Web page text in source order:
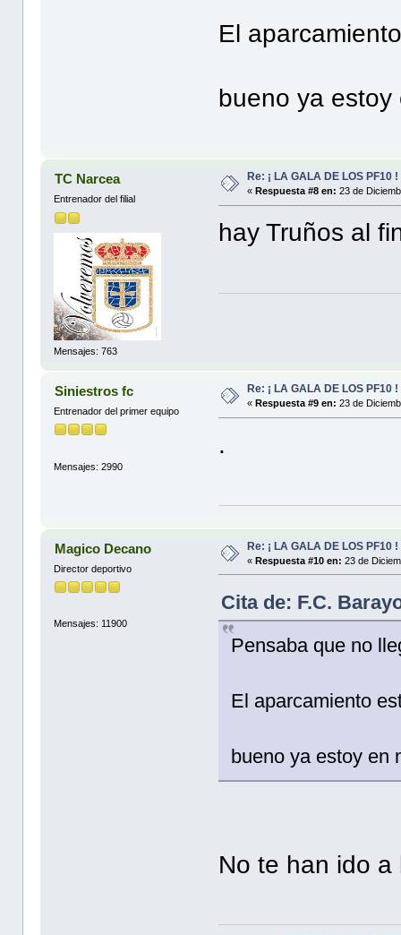
El
bueno ya
TC Narcea
Entrenador del filial
Mensajes: 763
Re: ¡ LA GALA DE LOS PF10 !
« Respuesta #8 en: 23 de
hay Truños al
Siniestros fc
Entrenador del primer equipo
Mensajes: 2990
Re: ¡ LA GALA DE LOS PF10 !
« Respuesta #9 en: 23 de
.
Magico Decano
Director deportivo
Mensajes: 11900
Re: ¡ LA GALA DE LOS PF10 !
«Respuesta #10 en: 23 de
Cita de: F.C.
Pensaba que no
El aparcamiento
bueno ya estoy
No te han ido